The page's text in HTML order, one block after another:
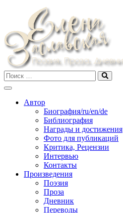
Автор
Биография/ru/en/de
Библиография
Награды и достижения
Фото для публикаций
Критика, Рецензии
Интервью
Контакты
Произведения
Поэзия
Проза
Дневник
Переводы